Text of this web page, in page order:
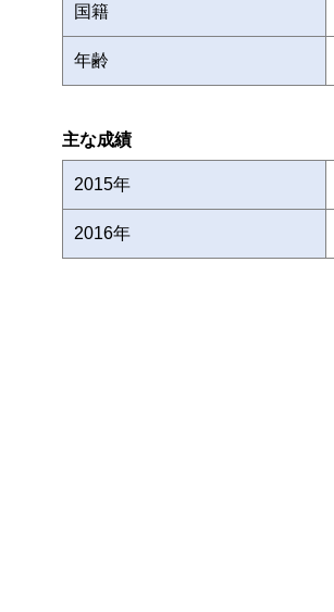
国籍
年齢
主な成績
2015年
2016年